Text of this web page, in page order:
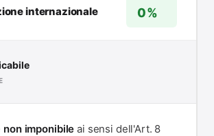
internazionale
0%
non imponibile ai sensi dell'Art. 8